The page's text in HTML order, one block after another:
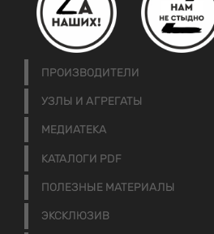
ПРОИЗВОДИТЕЛИ
УЗЛЫ И АГРЕГАТЫ
МЕДИАТЕКА
КАТАЛОГИ PDF
ПОЛЕЗНЫЕ МАТЕРИАЛЫ
ЭКСКЛЮЗИВ